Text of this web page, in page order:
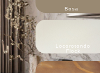
Locorotondo
Flock
Bosa